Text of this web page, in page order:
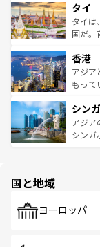
リティ
覧を参
急速な
ーチミ
醸し出
とつ。
ひ現地
が旅行
参照し
タイ
タイは
国だ。
の活気
帯で自
いビー
激する
が待っ
た文化
香港
アジア
もって
み、ど
ており
うな絶
シン
アジア
シンガ
で、ホ
国と地域
ヨーロッパ